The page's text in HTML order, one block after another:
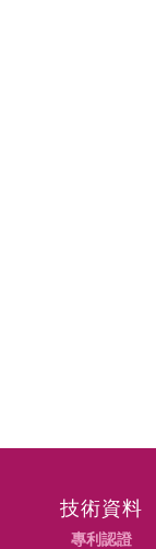
技術資料
專利認證